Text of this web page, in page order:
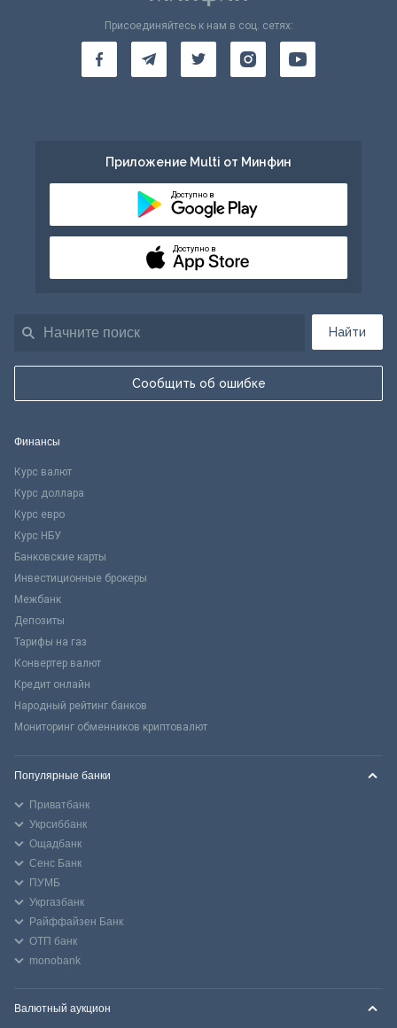
Найти
Сообщить об ошибке
Присоединяйтесь к нам в соц. сетях:
Приложение Multi от Минфин
Доступно в
Доступно в
Финансы
Курс валют
Курс доллара
Курс евро
Курс НБУ
Банковские карты
Инвестиционные брокеры
Межбанк
Депозиты
Тарифы на газ
Конвертер валют
Кредит онлайн
Народный рейтинг банков
Мониторинг обменников криптовалют
Популярные банки
Приватбанк
Укрсиббанк
Ощадбанк
Сенс Банк
ПУМБ
Укргазбанк
Райффайзен Банк
ОТП банк
monobank
Валютный аукцион